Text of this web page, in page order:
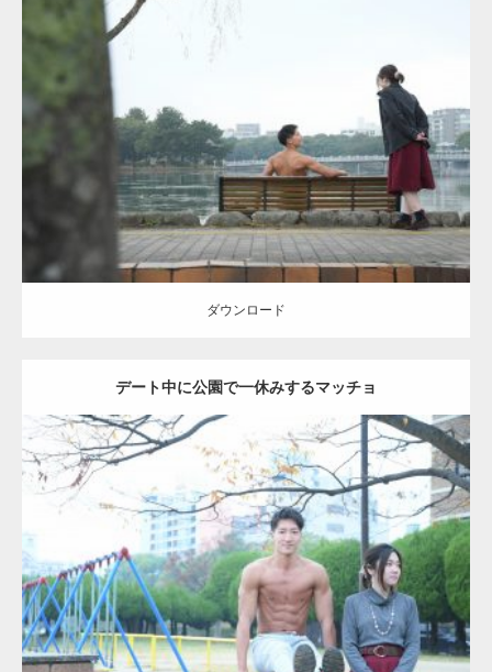
公園のマッチョ AKIHITO(細マッチョ) 背中
ダウンロード
ダウンロード
デート中に公園で一休みするマッチョ
Update:2021.07.6
Category:公園のマッチョ その他 AKIHITO(細マッチョ) 腹筋
ダウンロード